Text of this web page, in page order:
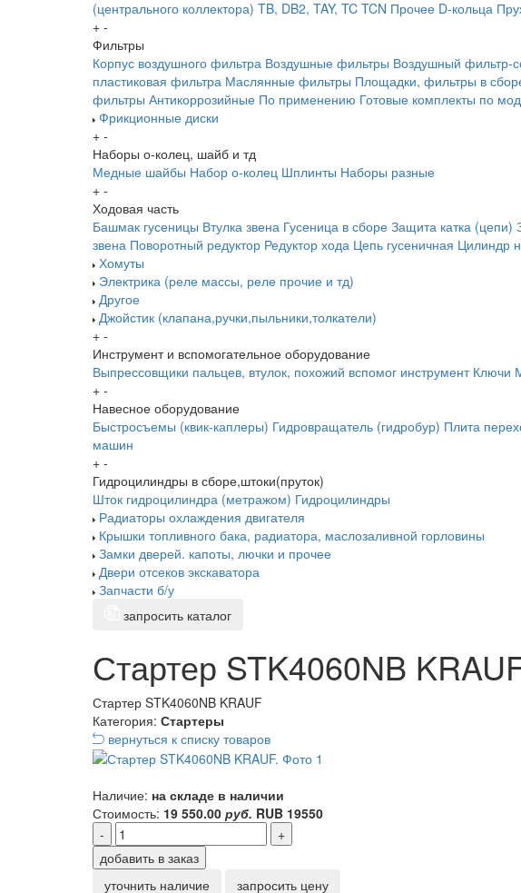
(центрального коллектора) TB, DB2, TAY, TC TCN Прочее D-кольца
+ -
Фильтры
Корпус воздушного фильтра Воздушные фильтры Воздушный фильтр-
пластиковая фильтра Маслянные фильтры Площадки, фильтры в
фильтры Антикоррозийные По применению Готовые комплекты по
Фрикционные диски
+ -
Наборы о-колец, шайб и тд
Медные шайбы Набор о-колец Шплинты Наборы разные
+ -
Ходовая часть
Башмак гусеницы Втулка звена Гусеница в сборе Защита катка (цепи)
звена Поворотный редуктор Редуктор хода Цепь гусеничная Цилиндр
Хомуты
Электрика (реле массы, реле прочие и тд)
Другое
Джойстик (клапана,ручки,пыльники,толкатели)
+ -
Инструмент и вспомогательное оборудование
Выпрессовщики пальцев, втулок, похожий вспомог инструмент Ключи
+ -
Навесное оборудование
Быстросъемы (квик-каплеры) Гидровращатель (гидробур) Плита
машин
+ -
Гидроцилиндры в сборе,штоки(пруток)
Шток гидроцилиндра (метражом) Гидроцилиндры
Радиаторы охлаждения двигателя
Крышки топливного бака, радиатора, маслозаливной горловины
Замки дверей. капоты, лючки и прочее
Двери отсеков экскаватора
Запчасти б/у
запросить каталог
Стартер STK4060NB
Стартер STK4060NB KRAUF
Категория: Стартеры
вернуться к списку товаров
Наличие: на складе в наличии
Стоимость: 19 550.00 руб. RUB 19550
-
+
добавить в заказ
уточнить наличие
запросить цену